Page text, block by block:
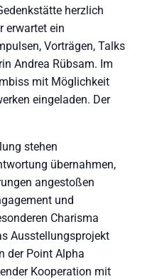
herzlich
erwartet ein
Vorträgen, Talks
Andrea Rübsam. Im
mit Möglichkeit
eingeladen. Der
stehen
übernahmen,
angestoßen
und
Charisma
Ausstellungsprojekt
der Point Alpha
Kooperation mit